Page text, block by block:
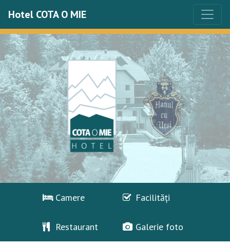
Hotel COTA O MIE
Camere Facilități
Restaurant Galerie foto